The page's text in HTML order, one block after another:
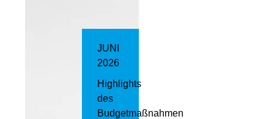
JUNI
2026
Highlights
des
Budgetmaßnahmen​